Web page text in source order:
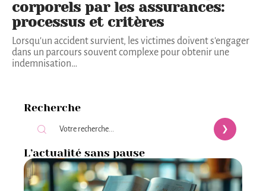
corporels par les assurances:
processus et critères
Lorsqu'un accident survient, les victimes doivent s'engager
dans un parcours souvent complexe pour obtenir une
indemnisation…
Recherche
L’actualité sans pause